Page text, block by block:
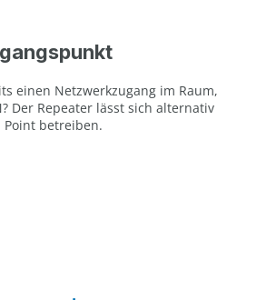
einen Netzwerkzugang im Raum,
Der Repeater lässt sich alternativ
Point betreiben.